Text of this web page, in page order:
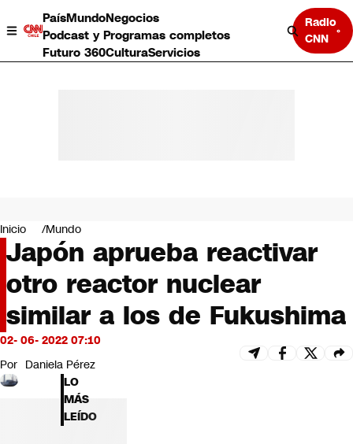
PaísMundoNegocios
Podcast y Programas completos
Futuro 360CulturaServicios
Radio
CNN
Negocios
Deportes
Programas completos
Cultura
Servicios
Bits
CNN tiempo
Futuro 360
Opinión
Inicio Mundo
Japón aprueba reactivar
otro reactor nuclear
similar a los de Fukushima
02- 06- 2022 07:10
Por Daniela Pérez
LO
MÁS
LEÍDO